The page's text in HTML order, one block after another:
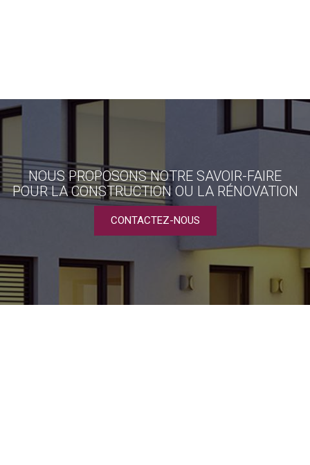
NOUS PROPOSONS NOTRE SAVOIR-FAIRE
POUR LA CONSTRUCTION OU LA RÉNOVATION
CONTACTEZ-NOUS